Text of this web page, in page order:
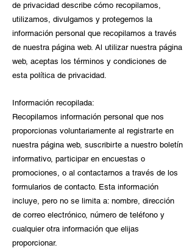
de privacidad describe cómo recopilamos,
utilizamos, divulgamos y protegemos la
información personal que recopilamos a través
de nuestra página web. Al utilizar nuestra página
web, aceptas los términos y condiciones de
esta política de privacidad.
Información recopilada:
Recopilamos información personal que nos
proporcionas voluntariamente al registrarte en
nuestra página web, suscribirte a nuestro boletín
informativo, participar en encuestas o
promociones, o al contactarnos a través de los
formularios de contacto. Esta información
incluye, pero no se limita a: nombre, dirección
de correo electrónico, número de teléfono y
cualquier otra información que elijas
proporcionar.